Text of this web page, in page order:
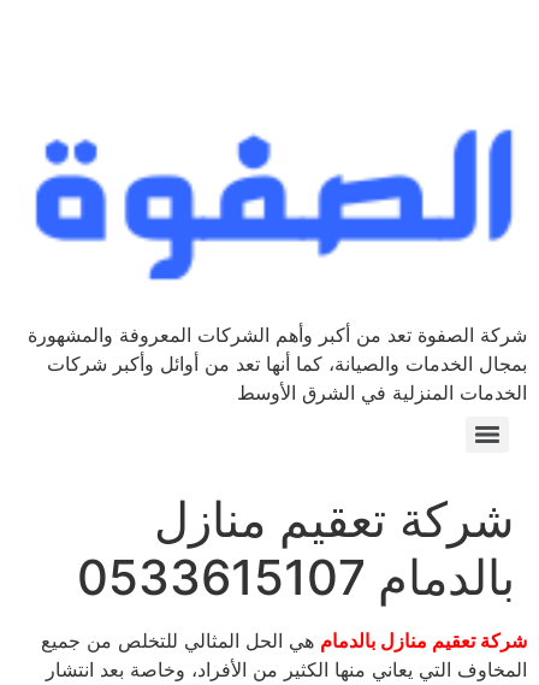
شركة الصفوة تعد من أكبر وأهم الشركات المعروفة والمشهورة
بمجال الخدمات والصيانة، كما أنها تعد من أوائل وأكبر شركات
الخدمات المنزلية في الشرق الأوسط
شركة تعقيم منازل
بالدمام 0533615107
شركة تعقيم منازل بالدمام هي الحل المثالي للتخلص من جميع
المخاوف التي يعاني منها الكثير من الأفراد، وخاصة بعد انتشار